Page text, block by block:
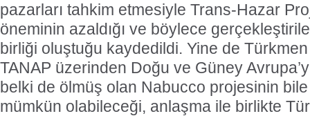
pazarları tahkim etmesiyle Trans-Hazar
öneminin azaldığı ve böylece
birliği oluştuğu kaydedildi. Yine de Türkmen
TANAP üzerinden Doğu ve Güney
belki de ölmüş olan Nabucco projesinin
mümkün olabileceği, anlaşma ile birlikte